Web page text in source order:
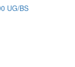
UG/BS